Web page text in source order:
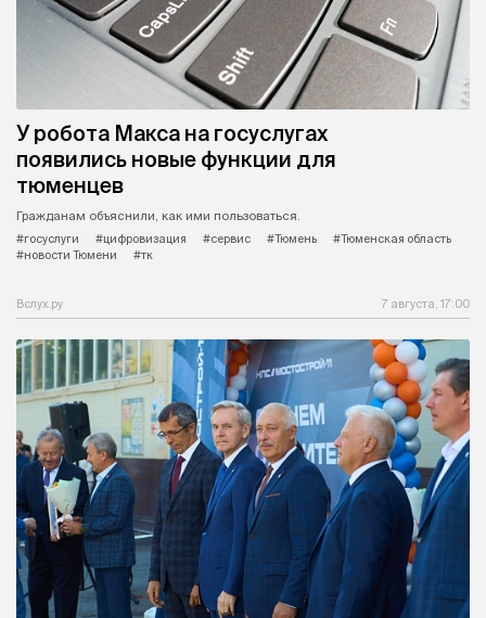
У робота Макса на госуслугах
появились новые функции для
тюменцев
Гражданам объяснили, как ими пользоваться.
#госуслуги
#цифровизация #сервис #Тюмень
#Тюменская область
#новости Тюмени
#тк
Вслух.ру 7 августа, 17:00